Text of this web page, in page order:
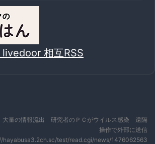
相互RSS
大量の情報流出 研究者のＰＣがウイルス感染 遠隔
操作で外部に送信
hayabusa3.2ch.sc/test/read.cgi/news/1476062563